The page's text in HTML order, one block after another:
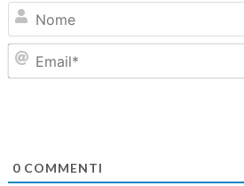
0COMMENTI